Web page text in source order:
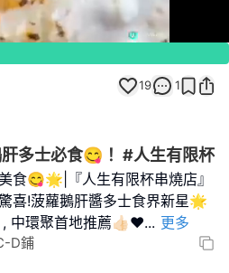
19 1
多士必食😋！ #人生有限杯
食😋🌟|『人生有限杯串燒店』
喜!菠蘿鵝肝醬多士食界新星🌟
中環聚首地推薦👍🏻❤... 更多
D鋪